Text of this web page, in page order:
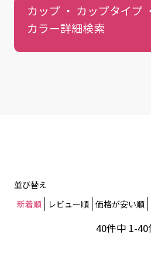
カップ ・ カップタイプ
カラー詳細検索
並び替え
新着順
レビュー順 価格が安い順
40件中 1-40